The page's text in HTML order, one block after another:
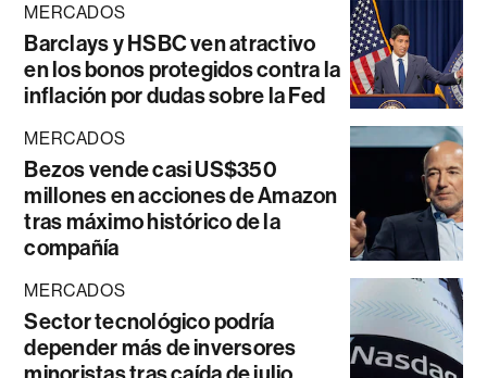
MERCADOS
Barclays y HSBC ven atractivo
en los bonos protegidos contra la
inflación por dudas sobre la Fed
MERCADOS
Bezos vende casi US$350
millones en acciones de Amazon
tras máximo histórico de la
compañía
MERCADOS
Sector tecnológico podría
depender más de inversores